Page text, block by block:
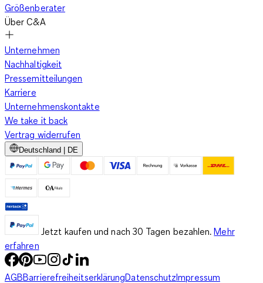
Größenberater
Über C&A
Unternehmen
Nachhaltigkeit
Pressemitteilungen
Karriere
Unternehmenskontakte
We take it back
Vertrag widerrufen
Deutschland | DE
Jetzt kaufen und nach 30 Tagen bezahlen. Mehr
erfahren
AGBBarrierefreiheitserklärungDatenschutzImpressum